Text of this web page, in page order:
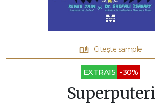
Citește sample
EXTRA15 -30%
Superputeri